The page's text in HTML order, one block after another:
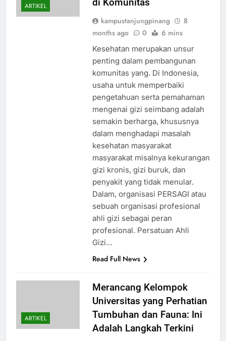
ARTIKEL di Komunitas
kampustanjungpinang
8
months ago
0 6 mins
Kesehatan merupakan unsur
penting dalam pembangunan
komunitas yang. Di Indonesia,
usaha untuk memperbaiki
pengetahuan serta pemahaman
mengenai gizi seimbang adalah
semakin berharga, khususnya
dalam menghadapi masalah
kesehatan masyarakat
masyarakat misalnya kekurangan
gizi kronis, gizi buruk, dan
penyakit yang tidak menular.
Dalam, organisasi PERSAGI atau
sebuah organisasi profesional
ahli gizi sebagai peran
profesional. Persatuan Ahli
Gizi…
Read Full News
ARTIKEL
Merancang Kelompok
Universitas yang Perhatian
Tumbuhan dan Fauna: Ini
Adalah Langkah Terkini